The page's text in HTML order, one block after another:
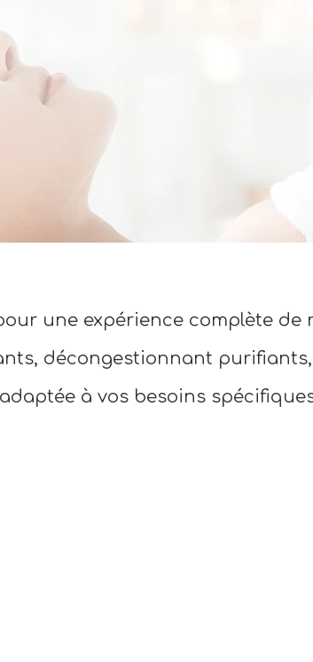
une expérience complète de
décongestionnant
à vos besoins